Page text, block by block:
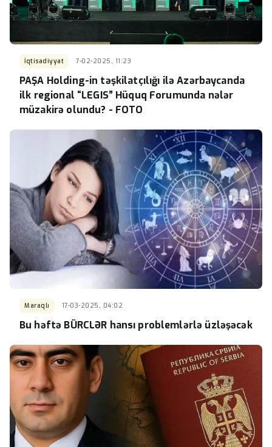
İqtisadiyyat 7-02-2025, 11:23
PAŞA Holding-in təşkilatçılığı ilə Azərbaycanda
ilk regional “LEGIS” Hüquq Forumunda nələr
müzakirə olundu? - FOTO
Maraqlı 17-03-2025, 04:02
Bu həftə BÜRCLƏR hansı problemlərlə üzləşəcək